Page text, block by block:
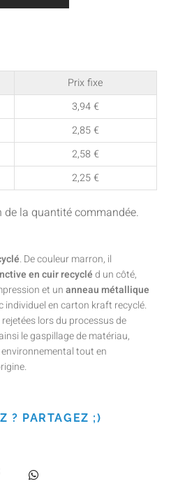
Prix fixe
3,94€
2,85€
2,58€
2,25€
la quantité commandée.
. De couleur marron, il
en cuir recycléd un côté,
et unanneau métallique
individuel en carton kraft recyclé.
lors du processus de
le gaspillage de matériau,
tout en
? PARTAGEZ ;)